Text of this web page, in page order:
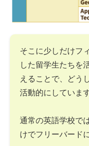
そこに少しだけフ
した留学生たちを
えることで、どう
活動的にしています
通常の英語学校で
けでフリーバード